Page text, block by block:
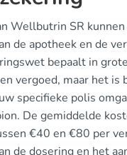
Wellbutrin SR
de apotheek en de
bepaalt in
vergoed, maar het is
specifieke polis
De gemiddelde
€40 en €80 per
de dosering en het